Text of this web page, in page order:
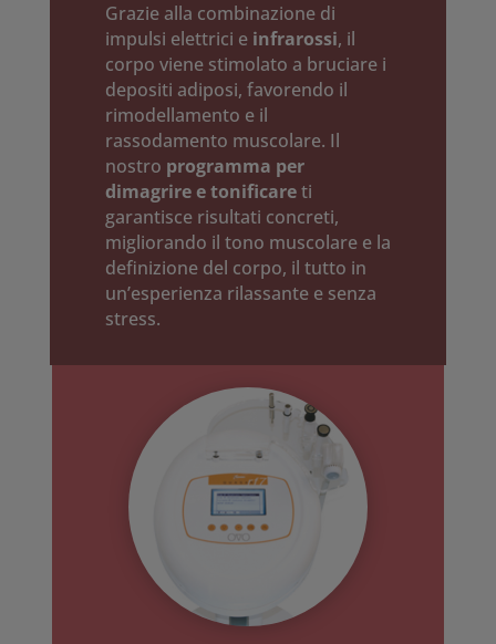
Grazie alla combinazione di
impulsi elettrici e infrarossi, il
corpo viene stimolato a bruciare i
depositi adiposi, favorendo il
rimodellamento e il
rassodamento muscolare. Il
nostro programma per
dimagrire e tonificareti
garantisce risultati concreti,
migliorando il tono muscolare e la
definizione del corpo, il tutto in
un’esperienza rilassante e senza
stress.